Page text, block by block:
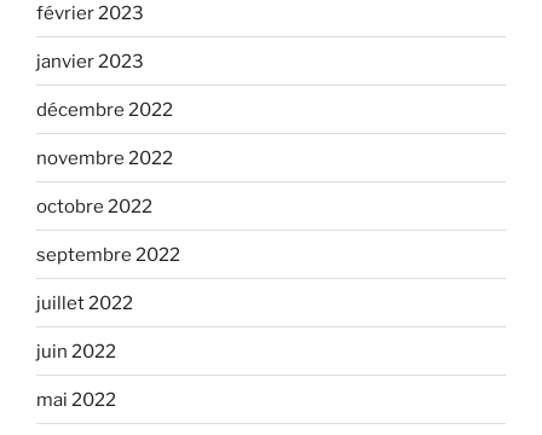
février 2023
janvier 2023
décembre 2022
novembre 2022
octobre 2022
septembre 2022
juillet 2022
juin 2022
mai 2022